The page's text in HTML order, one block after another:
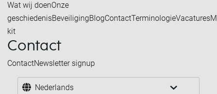
Wat wij doenOnze
geschiedenisBeveiligingBlogContactTerminologieVacatures
kit
Contact
ContactNewsletter signup
Nederlands